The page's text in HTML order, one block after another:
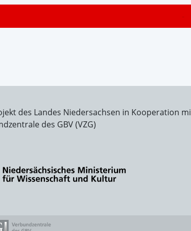
-
des Landes Niedersachsen in Kooperation
des GBV (VZG)